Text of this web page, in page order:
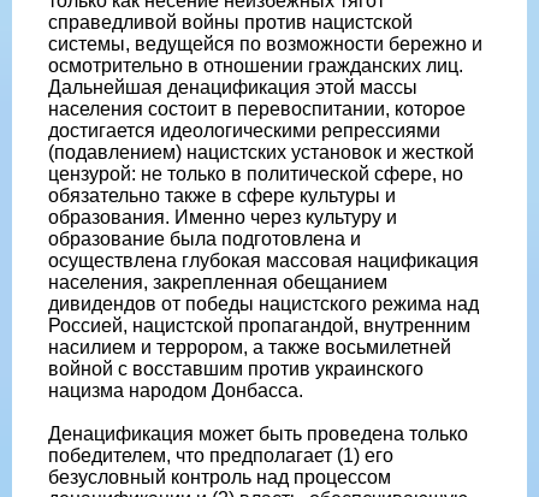
справедливой войны против нацистской
системы, ведущейся по возможности бережно и
осмотрительно в отношении гражданских лиц.
Дальнейшая денацификация этой массы
населения состоит в перевоспитании, которое
достигается идеологическими репрессиями
(подавлением) нацистских установок и жесткой
цензурой: не только в политической сфере, но
обязательно также в сфере культуры и
образования. Именно через культуру и
образование была подготовлена и
осуществлена глубокая массовая нацификация
населения, закрепленная обещанием
дивидендов от победы нацистского режима над
Россией, нацистской пропагандой, внутренним
насилием и террором, а также восьмилетней
войной с восставшим против украинского
нацизма народом Донбасса.
Денацификация может быть проведена только
победителем, что предполагает (1) его
безусловный контроль над процессом